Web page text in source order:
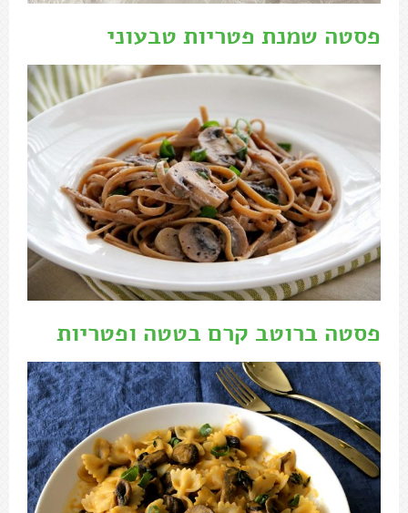
פסטה שמנת פטריות טבעוני
פסטה ברוטב קרם בטטה ופטריות